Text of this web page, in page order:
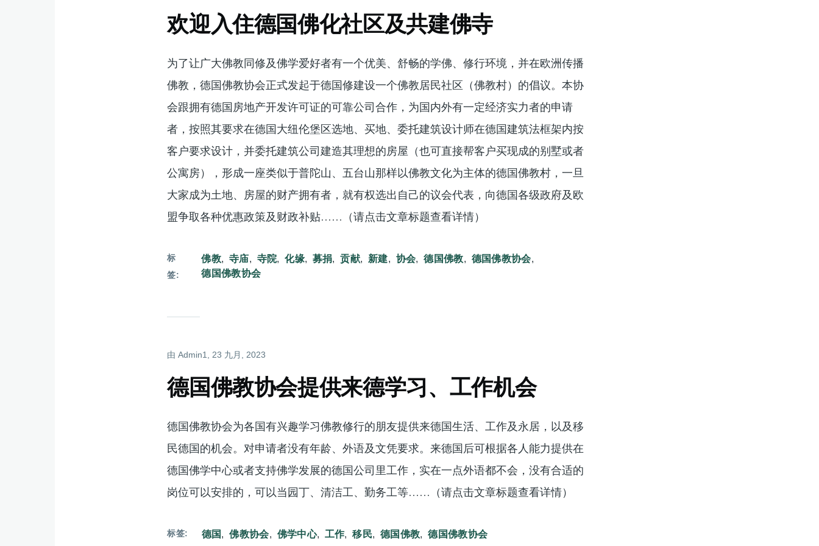
欢迎入住德国佛化社区及共建佛寺
为了让广大佛教同修及佛学爱好者有一个优美、舒畅的学佛、修行环境，并在欧洲传播
佛教，德国佛教协会正式发起于德国修建设一个佛教居民社区（佛教村）的倡议。本协
会跟拥有德国房地产开发许可证的可靠公司合作，为国内外有一定经济实力者的申请
者，按照其要求在德国大纽伦堡区选地、买地、委托建筑设计师在德国建筑法框架内按
客户要求设计，并委托建筑公司建造其理想的房屋（也可直接帮客户买现成的别墅或者
公寓房），形成一座类似于普陀山、五台山那样以佛教文化为主体的德国佛教村，一旦
大家成为土地、房屋的财产拥有者，就有权选出自己的议会代表，向德国各级政府及欧
盟争取各种优惠政策及财政补贴……（请点击文章标题查看详情）
标
签
佛教 寺庙 寺院 化缘 募捐 贡献 新建 协会 德国佛教
德国佛教协会
德国佛教协会
由Admin1 , 23 九月, 2023
德国佛教协会提供来德学习、工作机会
德国佛教协会为各国有兴趣学习佛教修行的朋友提供来德国生活、工作及永居，以及移
民德国的机会。对申请者没有年龄、外语及文凭要求。来德国后可根据各人能力提供在
德国佛学中心或者支持佛学发展的德国公司里工作，实在一点外语都不会，没有合适的
岗位可以安排的，可以当园丁、清洁工、勤务工等……（请点击文章标题查看详情）
标签 德国 佛教协会 佛学中心 工作 移民 德国佛教 德国佛教协会